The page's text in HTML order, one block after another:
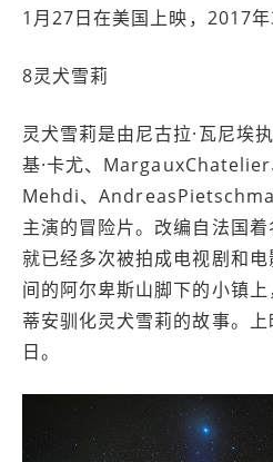
1月27日在美国上映，2017年
8灵犬雪莉
灵犬雪莉是由尼古拉·瓦尼埃
基·卡尤、
Mehdi、
主演的冒险片。改编自法国
就已经多次被拍成电视剧和
间的阿尔卑斯山脚下的小镇
蒂安驯化灵犬雪莉的故事。
日。